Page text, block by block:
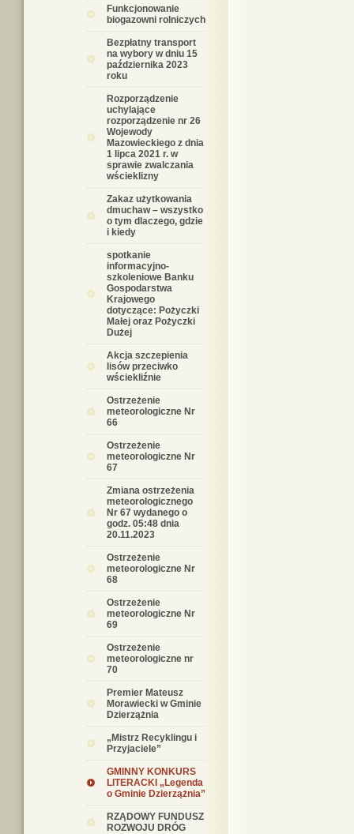
Funkcjonowanie
biogazowni rolniczych
Bezpłatny transport
na wybory w dniu 15
października 2023
roku
Rozporządzenie
uchylające
rozporządzenie nr 26
Wojewody
Mazowieckiego z dnia
1 lipca 2021 r. w
sprawie zwalczania
wścieklizny
Zakaz użytkowania
dmuchaw – wszystko
o tym dlaczego, gdzie
i kiedy
spotkanie
informacyjno-
szkoleniowe Banku
Gospodarstwa
Krajowego
dotyczące: Pożyczki
Małej oraz Pożyczki
Dużej
Akcja szczepienia
lisów przeciwko
wściekliźnie
Ostrzeżenie
meteorologiczne Nr
66
Ostrzeżenie
meteorologiczne Nr
67
Zmiana ostrzeżenia
meteorologicznego
Nr 67 wydanego o
godz. 05:48 dnia
20.11.2023
Ostrzeżenie
meteorologiczne Nr
68
Ostrzeżenie
meteorologiczne Nr
69
Ostrzeżenie
meteorologiczne nr
70
Premier Mateusz
Morawiecki w Gminie
Dzierzążnia
„Mistrz Recyklingu i
Przyjaciele”
GMINNY KONKURS
LITERACKI „Legenda
o Gminie Dzierzążnia”
RZĄDOWY FUNDUSZ
ROZWOJU DRÓG